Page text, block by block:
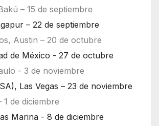
– 15 de septiembre
– 22 de septiembre
Austin – 20 de octubre
de México - 27 de octubre
- 3 de noviembre
Las Vegas – 23 de noviembre
1 de diciembre
Marina - 8 de diciembre